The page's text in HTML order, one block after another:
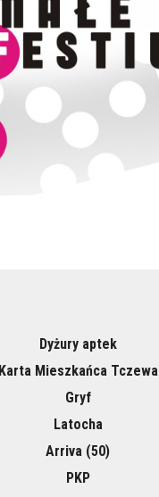
Dyżury aptek
Karta Mieszkańca Tczewa
Gryf
Latocha
Arriva (50)
PKP